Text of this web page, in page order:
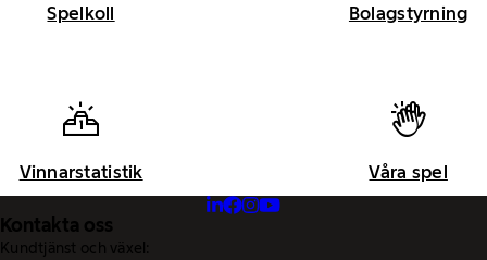
Spelkoll Bolagstyrning
Vinnarstatistik Våra spel
Kontakta oss
Kundtjänst och växel: